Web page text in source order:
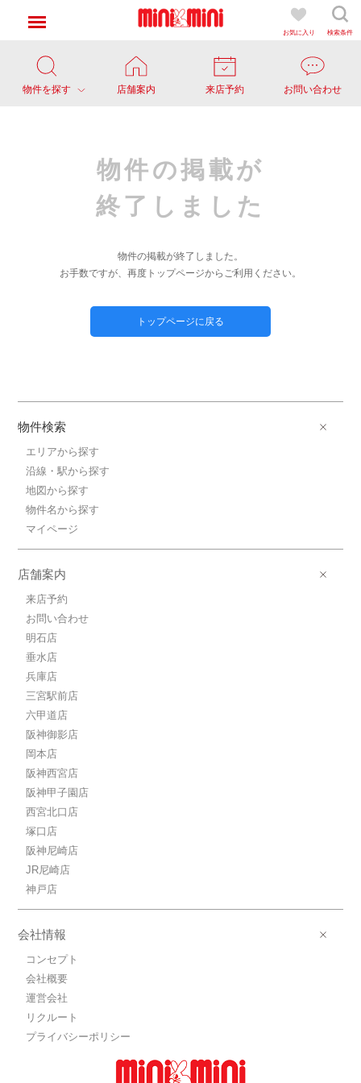
お気に入り 検索条件
物件を探す 店舗案内 来店予約 お問い合わせ
物件の掲載が
終了しました
物件の掲載が終了しました。
お手数ですが、再度トップページからご利用ください。
トップページに戻る
物件検索
エリアから探す
沿線・駅から探す
地図から探す
物件名から探す
マイページ
店舗案内
来店予約
お問い合わせ
明石店
垂水店
兵庫店
三宮駅前店
六甲道店
阪神御影店
岡本店
阪神西宮店
阪神甲子園店
西宮北口店
塚口店
阪神尼崎店
JR尼崎店
神戸店
会社情報
コンセプト
会社概要
運営会社
リクルート
プライバシーポリシー